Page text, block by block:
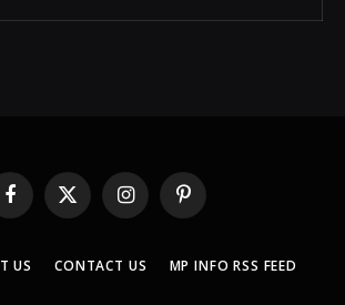
Facebook
X
(Twitter)
InstagramPinterest
US CONTACT US MP INFO RSS FEED